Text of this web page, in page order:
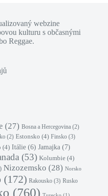
webzine
kulturu s občasnými
Reggae.
(27) Bosna a Hercegovina (2)
(2) Estonsko (4) Finsko (3)
(4) Itálie (6) Jamajka (7)
(53) Kolumbie (4)
Nizozemsko (28) Norsko
(172) Rakousko (3) Rusko
(760)